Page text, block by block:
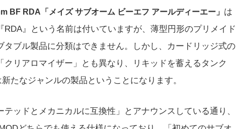
BF RDA「メイズ サブオーム ビーエフ アールディーエー」 は
』という名前は付いていますが、薄型円形のプリメイド
タブル製品に分類はできません。しかし、カードリッジ式の
リアロマイザー」とも異なり、リキッドを蓄えるタンク
たなジャンルの製品ということになります。
ッドとメカニカルに互換性」とアナウンスしている通り、